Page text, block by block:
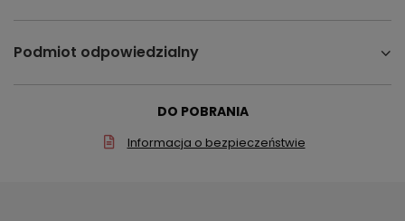
Podmiot odpowiedzialny
DO POBRANIA
Informacja o bezpieczeństwie